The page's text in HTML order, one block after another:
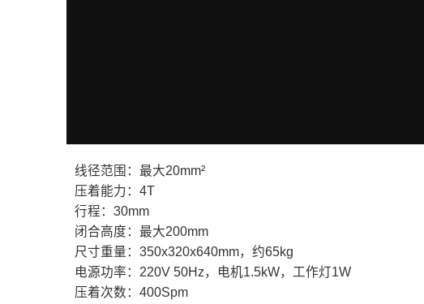
线径范围：最大20mm²
压着能力：4T
行程：30mm
闭合高度：最大200mm
尺寸重量：350x320x640mm，约65kg
电源功率：220V 50Hz，电机1.5kW，工作灯1W
压着次数：400Spm